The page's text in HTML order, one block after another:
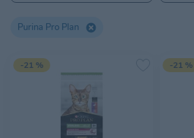
Purina Pro Plan
-21 % -21 %